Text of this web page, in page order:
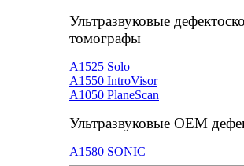
Ультразвуковые
томографы
А1525 Solo
А1550 IntroVisor
А1050 PlaneScan
Ультразвуковые ОЕМ
A1580 SONIC